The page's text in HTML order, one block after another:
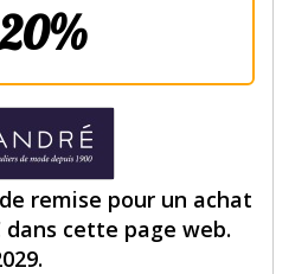
20%
remise pour un achat
cette page web.